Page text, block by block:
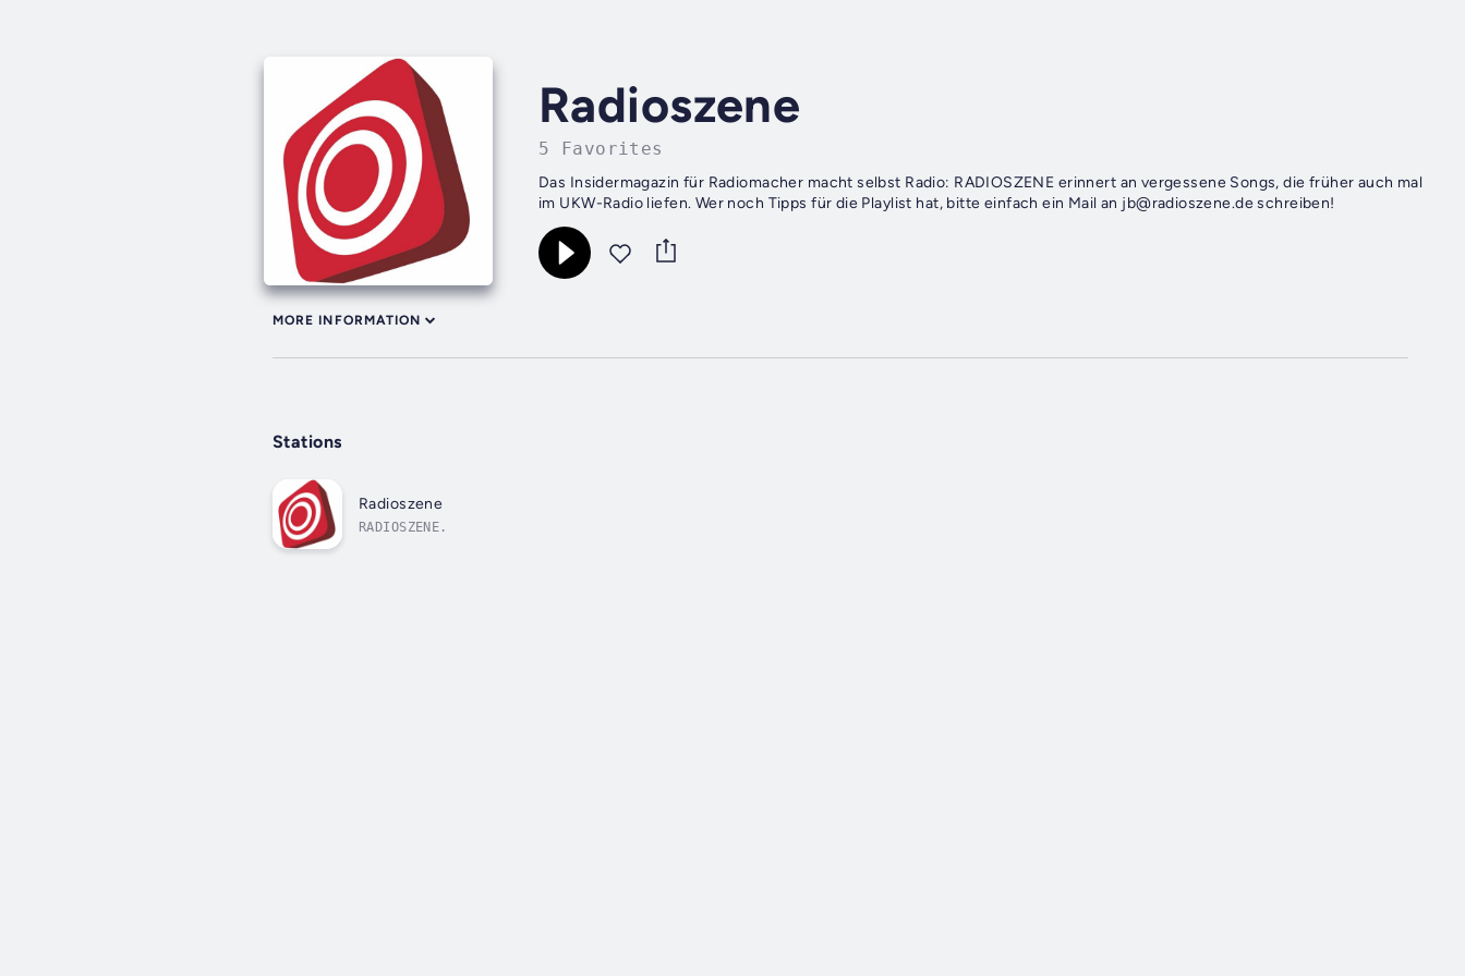
Radioszene
5 Favorites
Das Insidermagazin für Radiomacher macht selbst Radio: RADIOSZENE erinnert an vergessene Songs, die früher auch mal
im UKW-Radio liefen. Wer noch Tipps für die Playlist hat, bitte einfach ein Mail an jb@radioszene.de schreiben!
MORE INFORMATION
Stations
Radioszene
RADIOSZENE.